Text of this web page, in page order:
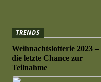
TRENDS
Weihnachtslotterie 2023 –
die letzte Chance zur
Teilnahme